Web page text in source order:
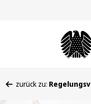
befinden
zurück zu: